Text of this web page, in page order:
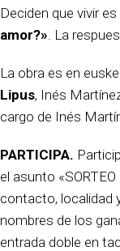
Deciden que vivir
amor?» . La
La obra es en
Lipus, Inés
cargo de Inés
PARTICIPA.
el asunto
contacto, localidad
nombres de los
entrada doble en